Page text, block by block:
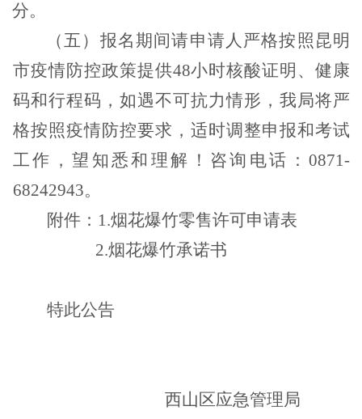
分。
（五） 报名期间请申请人严格按照昆明
市疫情防控政策提供48小时核酸证明、健康
码和行程码，如遇不可抗力情形，我局将严
格按照疫情防控要求，适时调整申报和考试
工作，望知悉和理解！ 咨询 电话：0871-
68242943。
附件 ： 1.烟花爆竹零售许可申请表
2.烟花爆竹承诺书
特此公告
西山区应急管理局